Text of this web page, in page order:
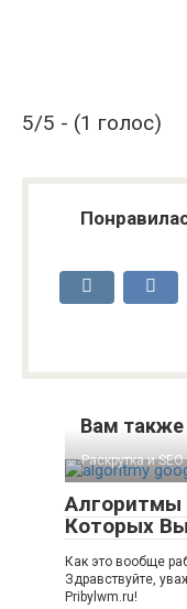
5/5 - (1 голос)
Вам
Раскрутка и SEO
Алгоритмы
Которых
Как это вообще
Здравствуйте,
Pribylwm.ru!